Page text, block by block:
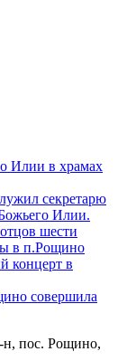
Илии в храмах
секретарю
Илии.
шести
в п.Рощино
концерт в
совершила
н, пос. Рощино,